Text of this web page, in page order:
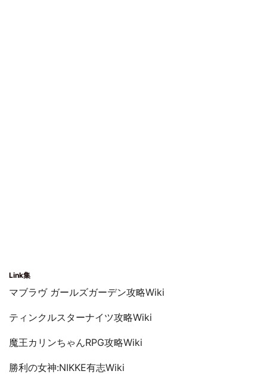
Link集
マブラヴ ガールズガーデン攻略Wiki
ティンクルスターナイツ攻略Wiki
魔王カリンちゃんRPG攻略Wiki
勝利の女神:NIKKE有志Wiki